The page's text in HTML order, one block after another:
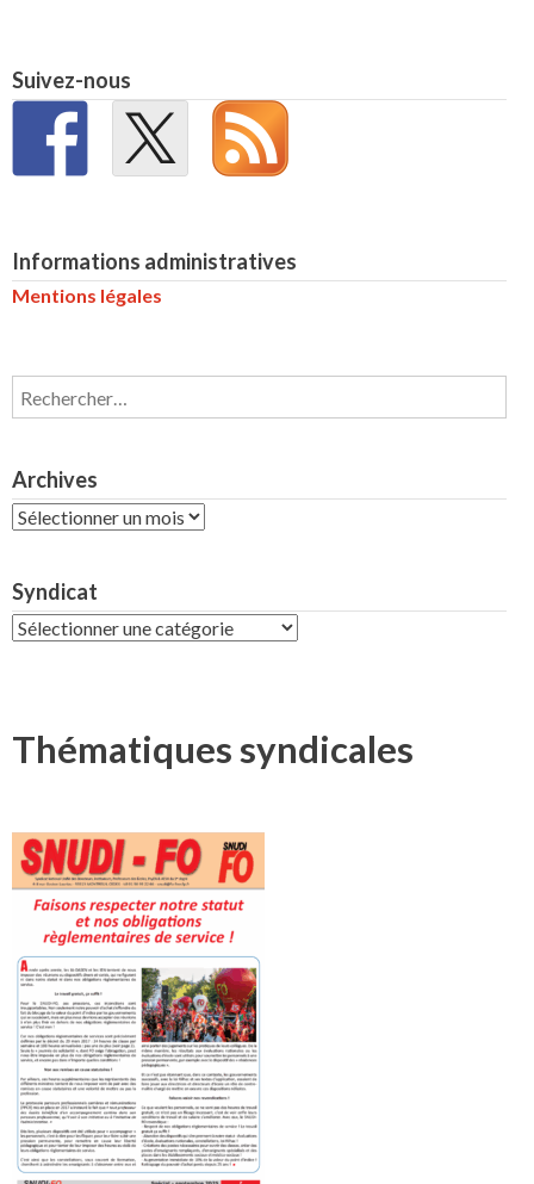
Suivez-nous
Informations administratives
Mentions légales
Rechercher :
Archives
Archives
Syndicat
Syndicat
Thématiques syndicales